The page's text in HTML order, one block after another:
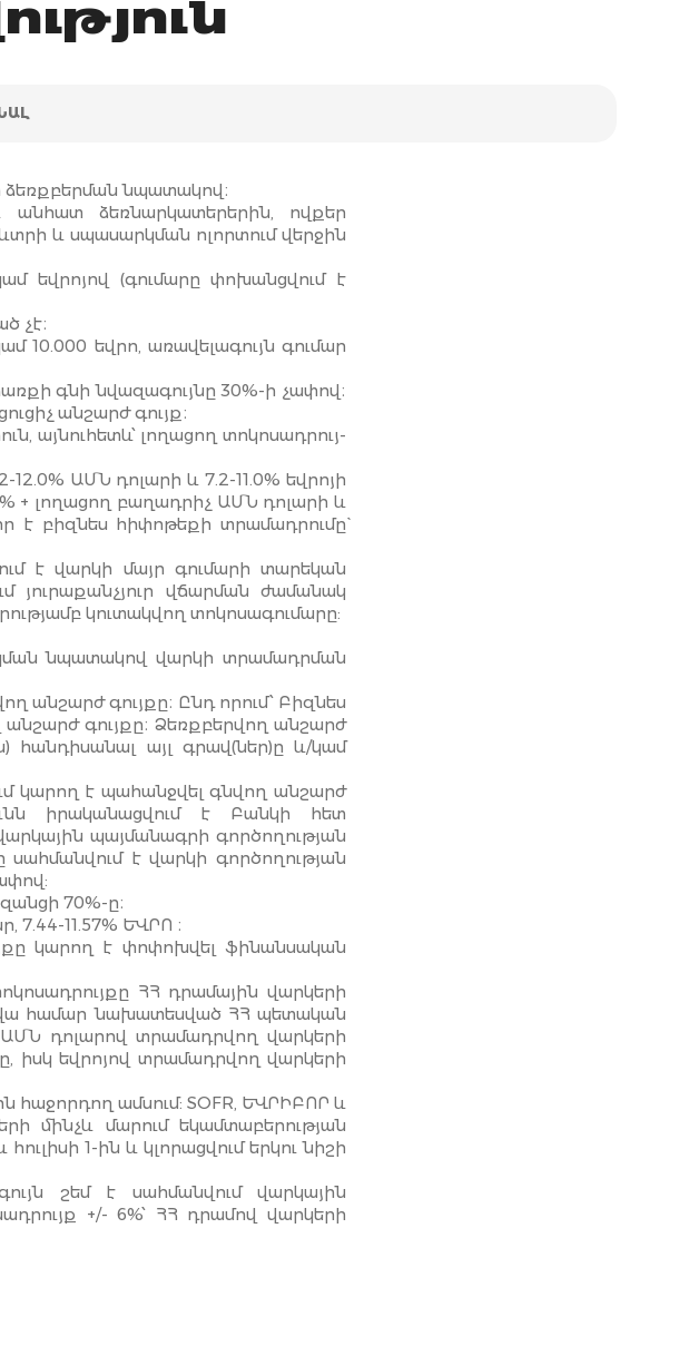
նպատակով։
ձեռնարկատերերին, ովքեր
և սպասարկման ոլորտում վերջին
եվրոյով (գումարը փոխանցվում է
չէ։
10.000 եվրո, առավելագույն գումար
գնի նվազագույնը 30%-ի չափով։
անշարժ գույք։
այնուհետև՝ լողացող տոկո­սադրույ­
ԱՄՆ դոլարի և 7.2-11.0% եվրոյի
+ լողացող բաղադրիչ ԱՄՆ դոլարի և
է բիզնես հիփոթեքի տրամադրումը`
է վարկի մայր գումարի տարեկան
յուրաքանչյուր վճարման ժամանակ
կուտակվող տոկոսագումարը:
նպատակով վարկի տրամադրման
անշարժ գույքը։ Ընդ որում՝ Բիզնես
գույքը։ Ձեռքբերվող անշարժ
այլ գրավ(ներ)ը և/կամ
կարող է պահանջվել գնվող անշարժ
իրականացվում է Բանկի հետ
պայմանագրի գործողության
է վարկի գործողության
70%-ը։
7.44-11.57% ԵՎՐՈ ։
կարող է փոփոխվել ֆինանսական
ՀՀ դրամային վարկերի
համար նախատեսված ՀՀ պետական
ԱՄՆ դոլարով տրամադրվող վարկերի
իսկ եվրոյով տրամադրվող վարկերի
հաջորդող ամսում: SOFR, ԵՎՐԻԲՈՐ և
մինչև մարում եկամտաբերության
1-ին և կլորացվում երկու նիշի
շեմ է սահմանվում վարկային
+/- 6%՝ ՀՀ դրամով վարկերի